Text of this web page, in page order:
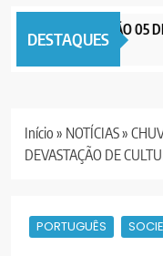
DESTAQUES
NOTICIAS EDIÇÃO 05 DE
ago
Início » NOTÍCIAS»
DEVASTAÇÃO DE
PORTUGUÊS